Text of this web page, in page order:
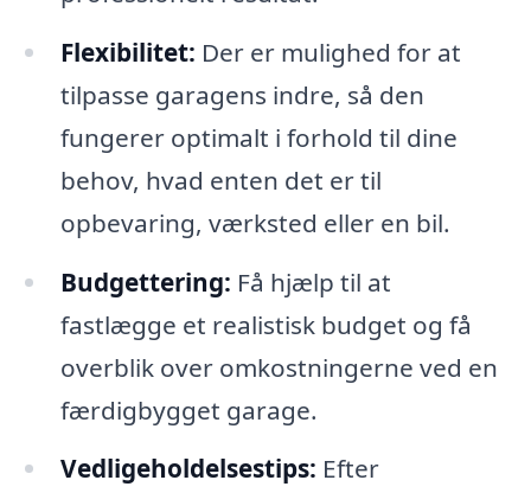
Flexibilitet: Der er mulighed for at
tilpasse garagens indre, så den
fungerer optimalt i forhold til dine
behov, hvad enten det er til
opbevaring, værksted eller en bil.
Budgettering: Få hjælp til at
fastlægge et realistisk budget og få
overblik over omkostningerne ved en
færdigbygget garage.
Vedligeholdelsestips: Efter